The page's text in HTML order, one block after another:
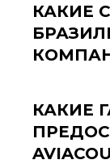
КАКИЕ
КАКИЕ